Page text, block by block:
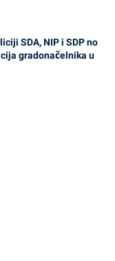
SDA, NIP i SDP no
gradonačelnika u